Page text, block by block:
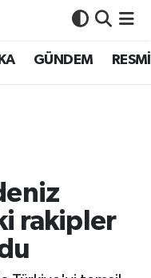
GÜNDEM
rakipler
Fikstür